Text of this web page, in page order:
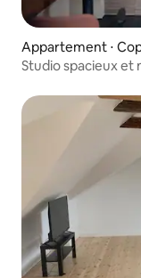
Appartement ⋅
Studio spacieux